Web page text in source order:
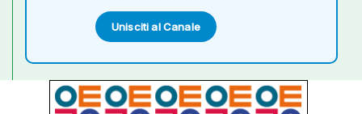
Unisciti al Canale